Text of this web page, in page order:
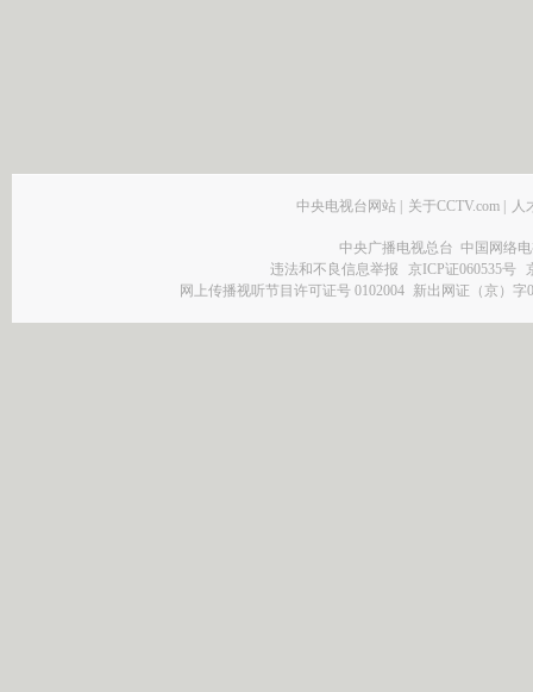
中央电视台网站 | 关于CCTV.com | 人
中央广播电视总台 中国网络
违法和不良信息举报
京ICP证060535号
网上传播视听节目许可证号 0102004 新出网证（京）